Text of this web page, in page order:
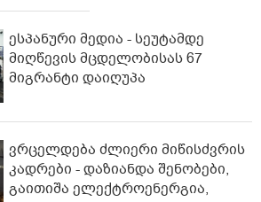
ესპანური მედია - სეუტამდე
მიღწევის მცდელობისას 67
მიგრანტი დაიღუპა
ვრცელდება ძლიერი მიწისძვრის
კადრები - დაზიანდა შენობები,
გაითიშა ელექტროენერგია,